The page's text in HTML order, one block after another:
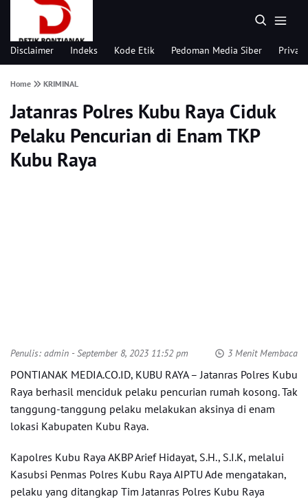
Disclaimer Indeks Kode Etik Pedoman Media Siber
Home KRIMINAL
Jatanras Polres Kubu Raya Ciduk
Pelaku Pencurian di Enam TKP
Kubu Raya
Penulis: admin - September 8, 2023 11:52 pm 3 Menit Membaca
PONTIANAK MEDIA.CO.ID, KUBU RAYA – Jatanras Polres Kubu
Raya berhasil menciduk pelaku pencurian rumah kosong. Tak
tanggung-tanggung pelaku melakukan aksinya di enam
lokasi Kabupaten Kubu Raya.
Kapolres Kubu Raya AKBP Arief Hidayat, S.H., S.I.K, melalui
Kasubsi Penmas Polres Kubu Raya AIPTU Ade mengatakan,
pelaku yang ditangkap Tim Jatanras Polres Kubu Raya